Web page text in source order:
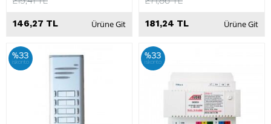
146,27 TL Ürüne Git 181,24 TL Ürüne Git
%33
iskonto
%33
iskonto